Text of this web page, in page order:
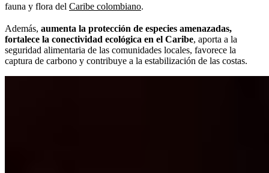
fauna y flora del Caribe colombiano.
Además, aumenta la protección de especies amenazadas,
fortalece la conectividad ecológica en el Caribe, aporta a la
seguridad alimentaria de las comunidades locales, favorece la
captura de carbono y contribuye a la estabilización de las costas.